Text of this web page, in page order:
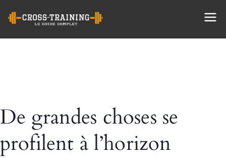
Cross
De grandes choses se
profilent à l’horizon